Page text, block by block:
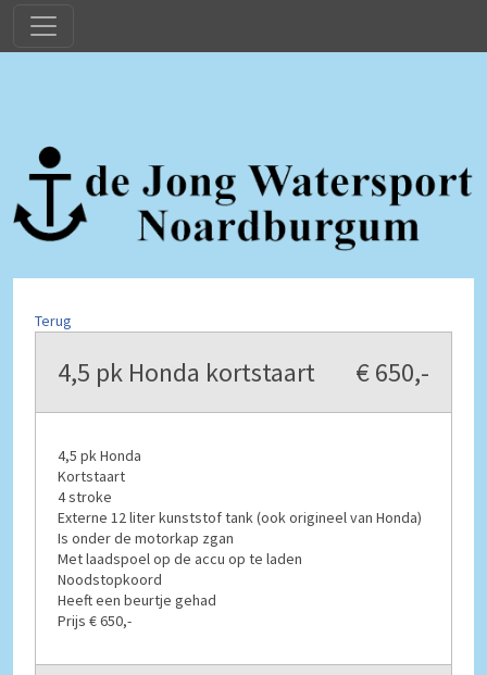
Terug
4,5 pk Honda kortstaart € 650,-
4,5 pk Honda
Kortstaart
4 stroke
Externe 12 liter kunststof tank (ook origineel van Honda)
Is onder de motorkap zgan
Met laadspoel op de accu op te laden
Noodstopkoord
Heeft een beurtje gehad
Prijs € 650,-